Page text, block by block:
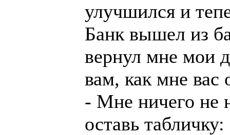
улучшился и
Банк вышел из
вернул мне мои
вам, как мне вас
- Мне ничего не
оставь